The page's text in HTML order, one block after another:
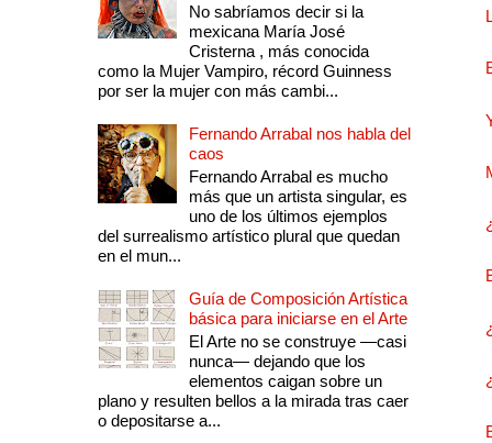
No sabríamos decir si la
mexicana María José
Cristerna , más conocida
como la Mujer Vampiro, récord Guinness
por ser la mujer con más cambi...
Fernando Arrabal nos habla del
caos
Fernando Arrabal es mucho
más que un artista singular, es
uno de los últimos ejemplos
del surrealismo artístico plural que quedan
en el mun...
Guía de Composición Artística
básica para iniciarse en el Arte
El Arte no se construye —casi
nunca— dejando que los
elementos caigan sobre un
plano y resulten bellos a la mirada tras caer
o depositarse a...